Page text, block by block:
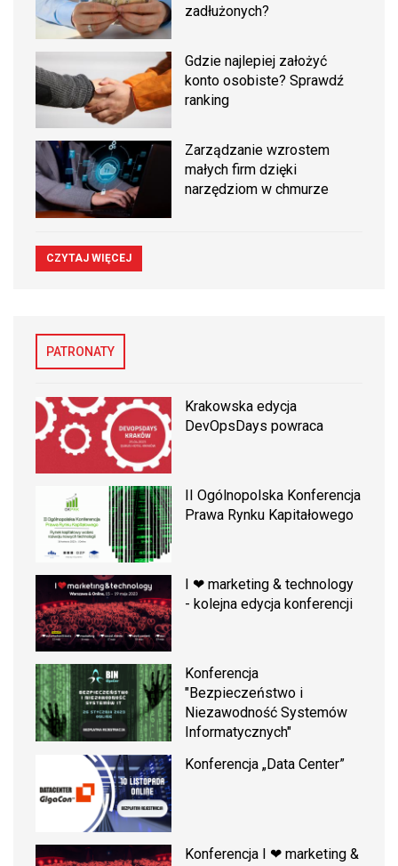
zadłużonych?
Gdzie najlepiej założyć
konto osobiste? Sprawdź
ranking
Zarządzanie wzrostem
małych firm dzięki
narzędziom w chmurze
CZYTAJ WIĘCEJ
PATRONATY
Krakowska edycja
DevOpsDays powraca
II Ogólnopolska Konferencja
Prawa Rynku Kapitałowego
I ❤ marketing & technology
- kolejna edycja konferencji
Konferencja
"Bezpieczeństwo i
Niezawodność Systemów
Informatycznych"
Konferencja „Data Center”
Konferencja I ❤ marketing &